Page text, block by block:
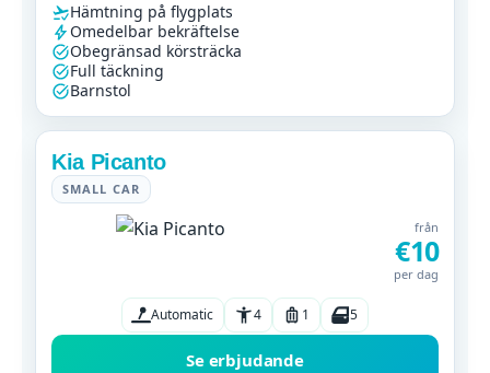
Hämtning på flygplats
Omedelbar bekräftelse
Obegränsad körsträcka
Full täckning
Barnstol
Kia Picanto
SMALL CAR
från
€10
per dag
Automatic 4 1 5
Se erbjudande